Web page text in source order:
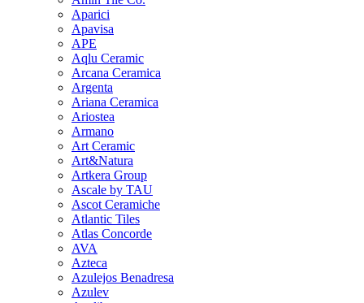
Aparici
Apavisa
APE
Aqlu Ceramic
Arcana Ceramica
Argenta
Ariana Ceramica
Ariostea
Armano
Art Ceramic
Art&Natura
Artkera Group
Ascale by TAU
Ascot Ceramiche
Atlantic Tiles
Atlas Concorde
AVA
Azteca
Azulejos Benadresa
Azulev